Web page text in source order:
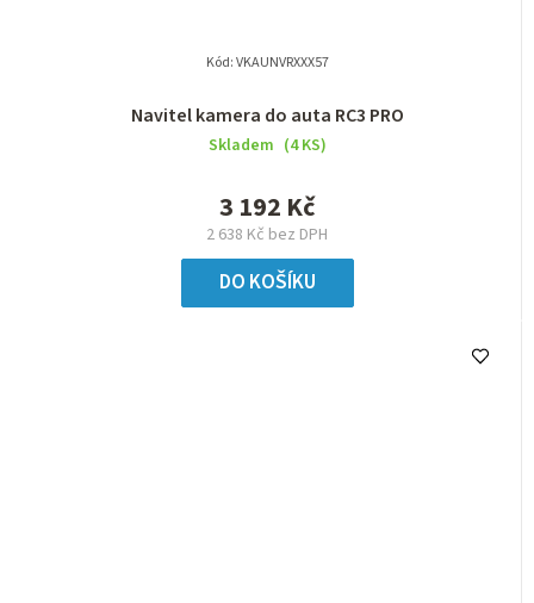
Navitel kamera do auta RC3 PRO
Skladem (4 KS)
2 638 Kč bez DPH
3 192 Kč
DO KOŠÍKU
Kód:VKAUNVRXXX57